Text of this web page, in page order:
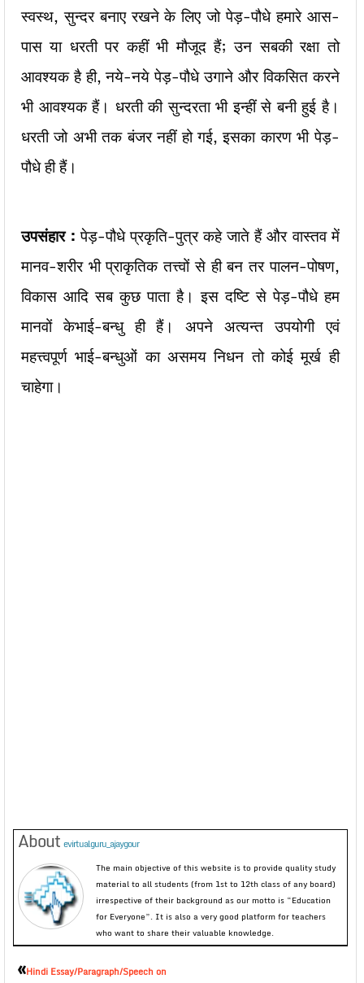
स्वस्थ, सुन्दर बनाए रखने के लिए जो पेड़-पौधे हमारे आस-
पास या धरती पर कहीं भी मौजूद हैं; उन सबकी रक्षा तो
आवश्यक है ही, नये-नये पेड़-पौधे उगाने और विकसित करने
भी आवश्यक हैं। धरती की सुन्दरता भी इन्हीं से बनी हुई है।
धरती जो अभी तक बंजर नहीं हो गई, इसका कारण भी पेड़-
पौधे ही हैं।
उपसंहार : पेड़-पौधे प्रकृति-पुत्र कहे जाते हैं और वास्तव में
मानव-शरीर भी प्राकृतिक तत्त्वों से ही बन तर पालन-पोषण,
विकास आदि सब कुछ पाता है। इस दष्टि से पेड़-पौधे हम
मानवों केभाई-बन्धु ही हैं। अपने अत्यन्त उपयोगी एवं
महत्त्वपूर्ण भाई-बन्धुओं का असमय निधन तो कोई मूर्ख ही
चाहेगा।
About evirtualguru_ajaygour
The main objective of this website is to provide quality study
material to all students (from 1st to 12th class of any board)
irrespective of their background as our motto is “Education
for Everyone”. It is also a very good platform for teachers
who want to share their valuable knowledge.
«Hindi Essay/Paragraph/Speech on